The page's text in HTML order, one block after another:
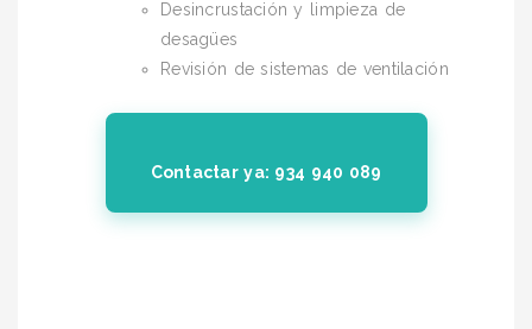
Desincrustación y limpieza de
desagües
Revisión de sistemas de ventilación
Contactar ya: 934 940 089